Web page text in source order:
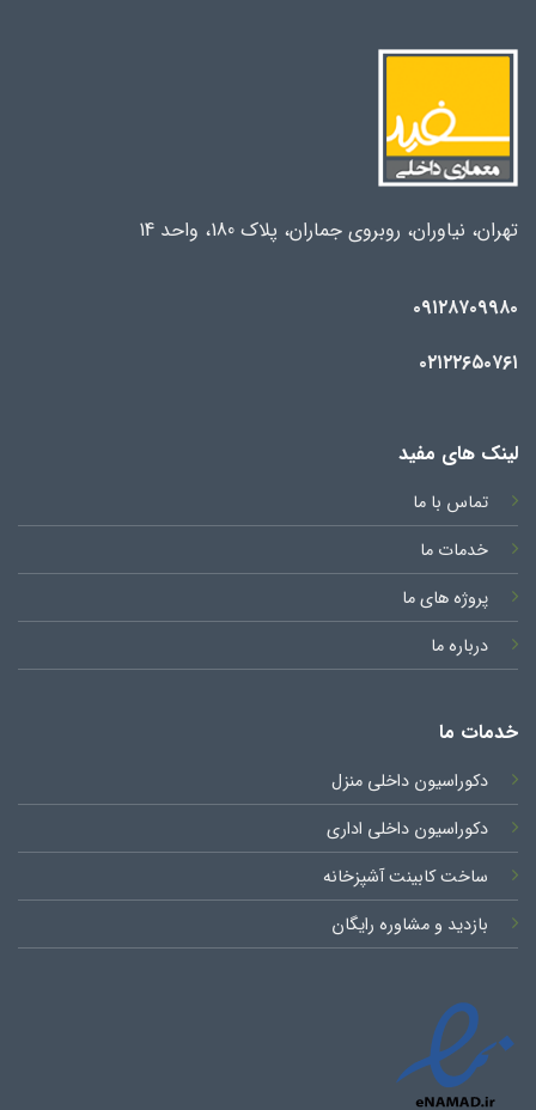
تهران، نیاوران، روبروی جماران، پلاک 180، واحد 14
۰۹۱۲۸۷۰۹۹۸۰
۰۲۱۲۲۶۵۰۷۶۱
لینک های مفید
تماس با ما
خدمات ما
پروژه های ما
درباره ما
خدمات ما
دکوراسیون داخلی منزل
دکوراسیون داخلی اداری
ساخت کابینت آشپزخانه
بازدید و مشاوره رایگان